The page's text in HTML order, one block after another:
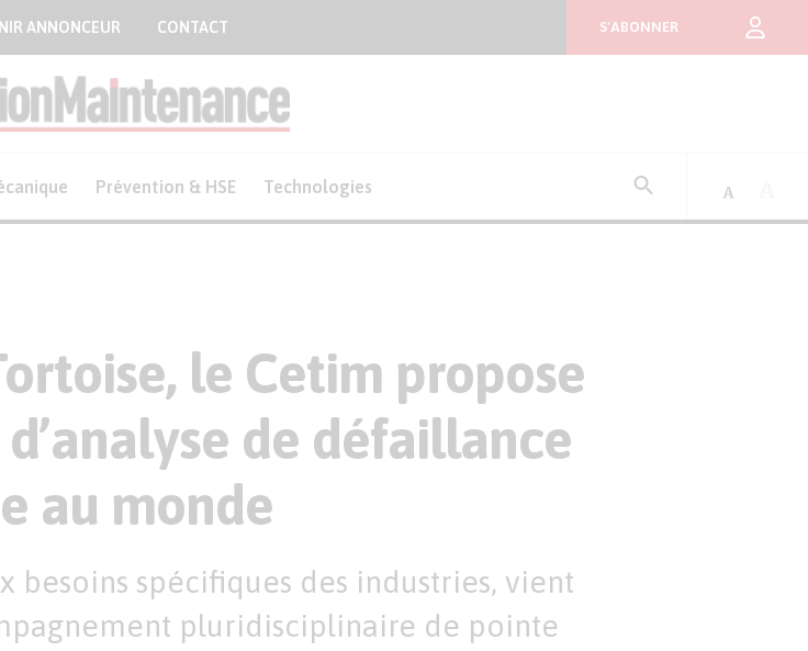
ANNONCEUR CONTACT S'ABONNER
Prévention & HSE Technologies
le Cetim propose
de défaillance
au monde
besoins spécifiques des industries, vient
pluridisciplinaire de pointe